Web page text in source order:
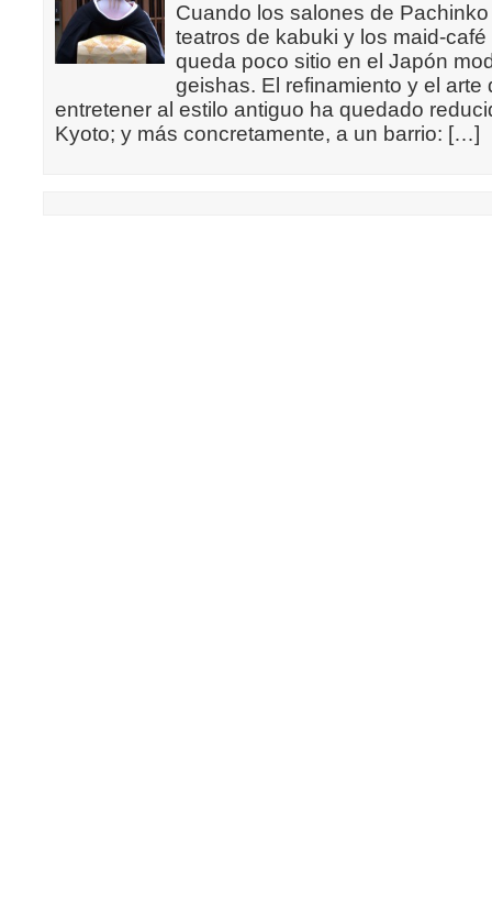
Cuando los salones de
teatros de kabuki y los maid-
queda poco sitio en el Japón
geishas. El refinamiento y el arte
entretener al estilo antiguo ha quedado
Kyoto; y más concretamente, a un barrio: […]